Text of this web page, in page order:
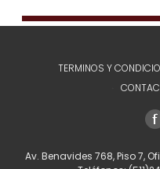
TERMINOS Y
Av. Benavides 768, Piso 7,